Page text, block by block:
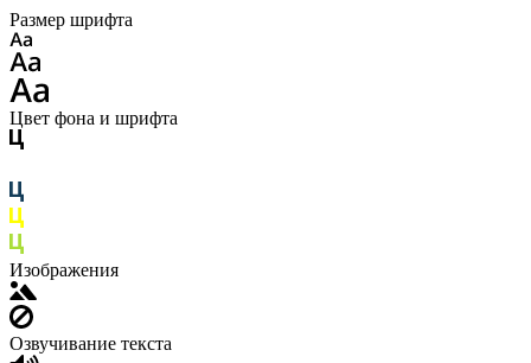
Размер шрифта
Цвет фона и шрифта
Изображения
Озвучивание текста